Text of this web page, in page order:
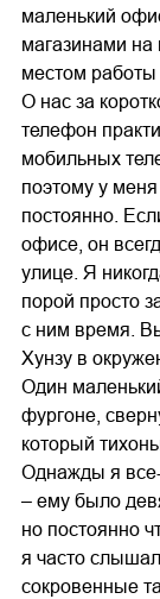
маленький
магазинами
местом работы
О нас за
телефон
мобильных
поэтому у
постоянно.
офисе, он
улице. Я
порой просто
с ним время.
Хунзу в
Один
фургоне,
который
Однажды я все-
– ему было
но постоянно
я часто
сокровенные